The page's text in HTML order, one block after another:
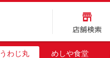
店舗検索
うわじ丸 めしや食堂